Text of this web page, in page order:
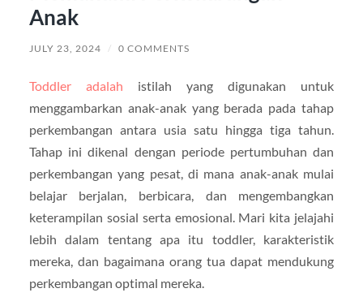
Anak
JULY 23, 2024 / 0 COMMENTS
Toddler adalah istilah yang digunakan untuk
menggambarkan anak-anak yang berada pada tahap
perkembangan antara usia satu hingga tiga tahun.
Tahap ini dikenal dengan periode pertumbuhan dan
perkembangan yang pesat, di mana anak-anak mulai
belajar berjalan, berbicara, dan mengembangkan
keterampilan sosial serta emosional. Mari kita jelajahi
lebih dalam tentang apa itu toddler, karakteristik
mereka, dan bagaimana orang tua dapat mendukung
perkembangan optimal mereka.